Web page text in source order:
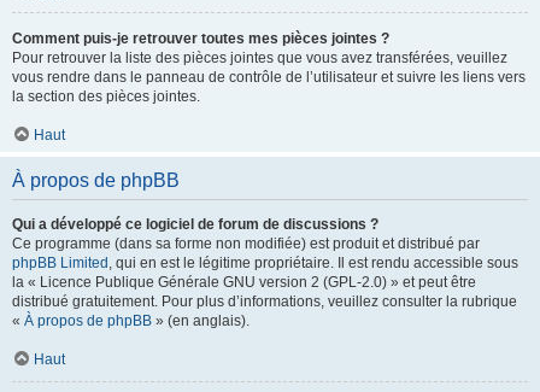
Comment puis-je retrouver toutes mes pièces jointes ?
Pour retrouver la liste des pièces jointes que vous avez transférées, veuillez
vous rendre dans le panneau de contrôle de l’utilisateur et suivre les liens vers
la section des pièces jointes.
Haut
À propos de phpBB
Qui a développé ce logiciel de forum de discussions ?
Ce programme (dans sa forme non modifiée) est produit et distribué par
phpBB Limited , qui en est le légitime propriétaire. Il est rendu accessible sous
la « Licence Publique Générale GNU version 2 (GPL-2.0) » et peut être
distribué gratuitement. Pour plus d’informations, veuillez consulter la rubrique
« À propos de phpBB » (en anglais).
Haut